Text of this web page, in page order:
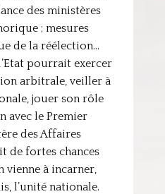
des ministères
; mesures
de la réélection…
pourrait exercer
arbitrale, veiller à
jouer son rôle
avec le Premier
des Affaires
de fortes chances
vienne à incarner,
l’unité nationale.